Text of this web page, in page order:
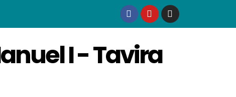
I - Tavira